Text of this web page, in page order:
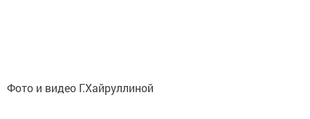
Фото и видео Г.Хайруллиной